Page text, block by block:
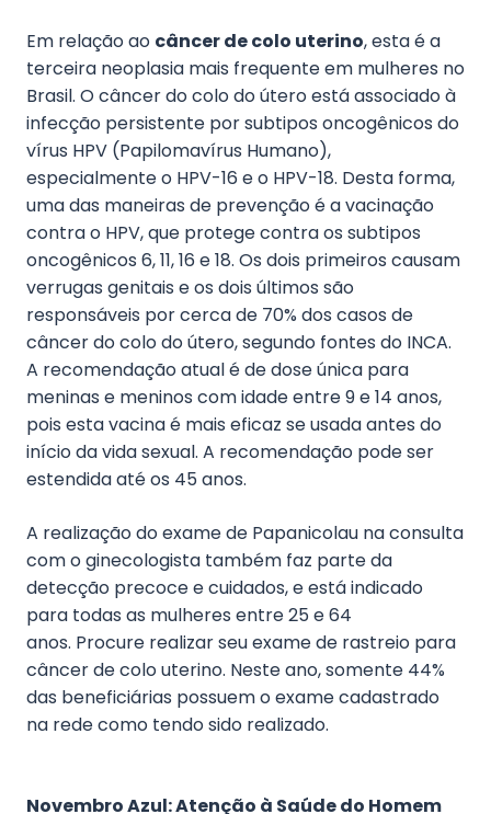
Em relação ao câncer de colo uterino, esta é a
terceira neoplasia mais frequente em mulheres no
Brasil. O câncer do colo do útero está associado à
infecção persistente por subtipos oncogênicos do
vírus HPV (Papilomavírus Humano),
especialmente o HPV-16 e o HPV-18. Desta forma,
uma das maneiras de prevenção é a vacinação
contra o HPV, que protege contra os subtipos
oncogênicos 6, 11, 16 e 18. Os dois primeiros causam
verrugas genitais e os dois últimos são
responsáveis por cerca de 70% dos casos de
câncer do colo do útero, segundo fontes do INCA.
A recomendação atual é de dose única para
meninas e meninos com idade entre 9 e 14 anos,
pois esta vacina é mais eficaz se usada antes do
início da vida sexual. A recomendação pode ser
estendida até os 45 anos.
A realização do exame de Papanicolau na consulta
com o ginecologista também faz parte da
detecção precoce e cuidados, e está indicado
para todas as mulheres entre 25 e 64
anos. Procure realizar seu exame de rastreio para
câncer de colo uterino. Neste ano, somente 44%
das beneficiárias possuem o exame cadastrado
na rede como tendo sido realizado.
Novembro Azul: Atenção à Saúde do Homem